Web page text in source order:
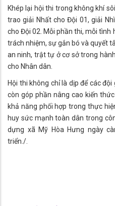
Khép lại hội thi trong không khí
trao giải Nhất cho Đội 01, giải
cho Đội 02. Mỗi phần thi, mỗi tình
trách nhiệm, sự gắn bó và quyết
an ninh, trật tự ở cơ sở trong
cho Nhân dân.
Hội thi không chỉ là dịp để các
còn góp phần nâng cao kiến
khả năng phối hợp trong thực
huy sức mạnh toàn dân trong
dựng xã Mỹ Hòa Hưng ngày
triển./.